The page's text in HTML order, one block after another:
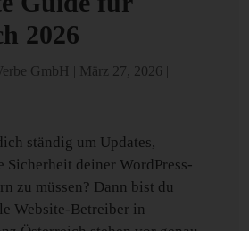
2026
GmbH März 27, 2026
ständig um Updates,
Sicherheit deiner WordPress-
zu müssen? Dann bist du
Website-Betreiber in